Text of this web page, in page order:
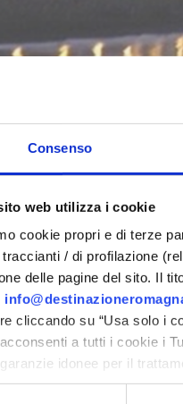
Consenso
web utilizza i cookie
cookie propri e di terze
/ di profilazione
delle pagine del sito. Il
cliccando su “Usa solo i
a tutti i cookie i
idonee per il
a Tutela dei navigatori,
2026
di Rimini
Riviera Rimini